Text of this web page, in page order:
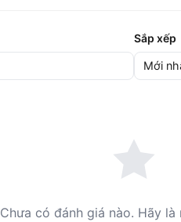
Sắp xếp
Chưa có đánh giá nào. Hãy là